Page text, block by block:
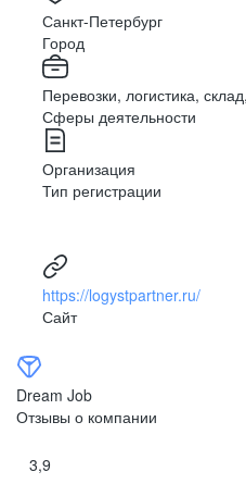
Санкт-Петербург
Город
Перевозки, логистика,
Сферы деятельности
Организация
Тип регистрации
https://logystpartner.ru/
Сайт
Dream Job
Отзывы о компании
3,9